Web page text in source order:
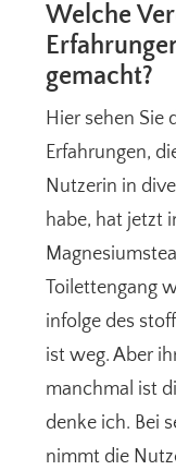
Welche
gemacht?
Hier sehen Sie
Erfahrungen,
Nutzerin in
habe, hat jetzt
Toilettengang
infolge des
ist weg. Aber
manchmal ist
denke ich. Bei
nimmt die